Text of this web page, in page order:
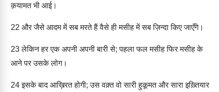
क़यामत भी आई।
22 और जैसे आदम में सब मरते हैं वैसे ही मसीह में सब ज़िन्दा किए जाएँगे।
23लेकिन हर एक अपनी अपनी बारी से; पहला फल मसीह फिर मसीह के
आने पर उसके लोग।
24इसके बाद आख़िरत होगी; उस वक़्त वो सारी हुकूमत और सारा इख़्तियार